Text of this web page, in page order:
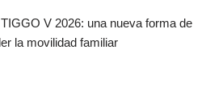
V 2026: una nueva forma de
la movilidad familiar